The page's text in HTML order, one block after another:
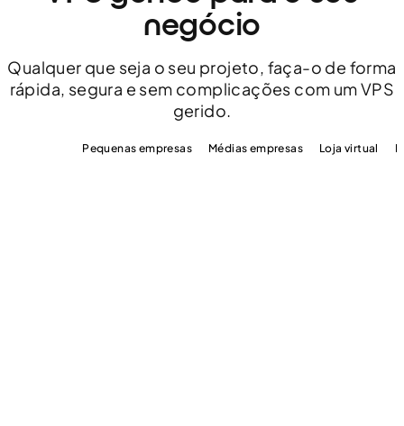
negócio
Qualquer que seja o seu projeto, faça-o de forma
rápida, segura e sem complicações com um VPS
gerido.
Pequenas empresas Médias empresas Loja virtual